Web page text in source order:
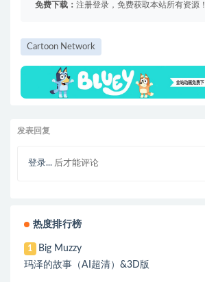
免费下载： 注册登录，免费获取本站所有资源！
Cartoon Network
发表回复
登录... 后才能评论
热度排行榜
1
Big Muzzy
玛泽的故事（AI超清）&3D版